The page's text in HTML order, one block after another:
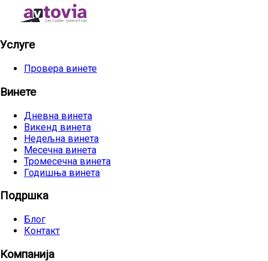
Услуге
Провера винете
Винете
Дневна винета
Викенд винета
Недељна винета
Месечна винета
Тромесечна винета
Годишња винета
Подршка
Блог
Контакт
Компанија